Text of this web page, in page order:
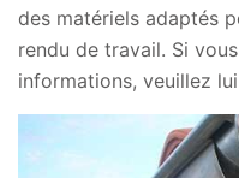
des matériels adaptés
rendu de travail. Si
informations, veuillez